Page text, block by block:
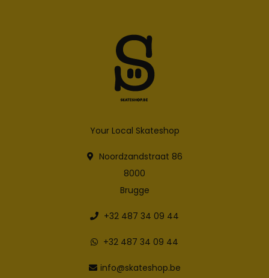
Your Local Skateshop
Noordzandstraat 86
8000
Brugge
+32 487 34 09 44
+32 487 34 09 44
info@skateshop.be